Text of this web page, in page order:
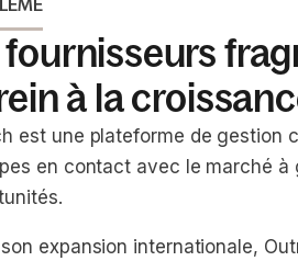
fournisseurs
à la
est une plateforme de gestion
en contact avec le marché
expansion internationale,